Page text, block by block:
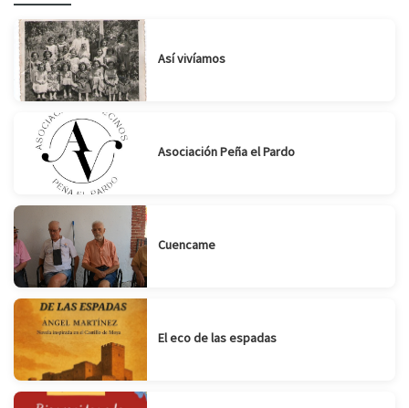
Así vivíamos
Asociación Peña el Pardo
Cuencame
El eco de las espadas